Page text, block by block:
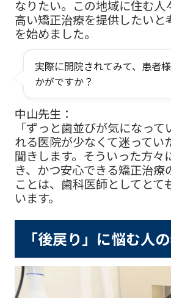
なりたい。この地域に住む
高い矯正治療を提供したい
を始めました。
実際に開院されてみて、患者
かがですか？
中山先生：
「ずっと歯並びが気になっ
れる医院が少なくて迷ってい
聞きします。そういった方々
き、かつ安心できる矯正治
ことは、歯科医師としてとて
います。
「後戻り」に悩む人